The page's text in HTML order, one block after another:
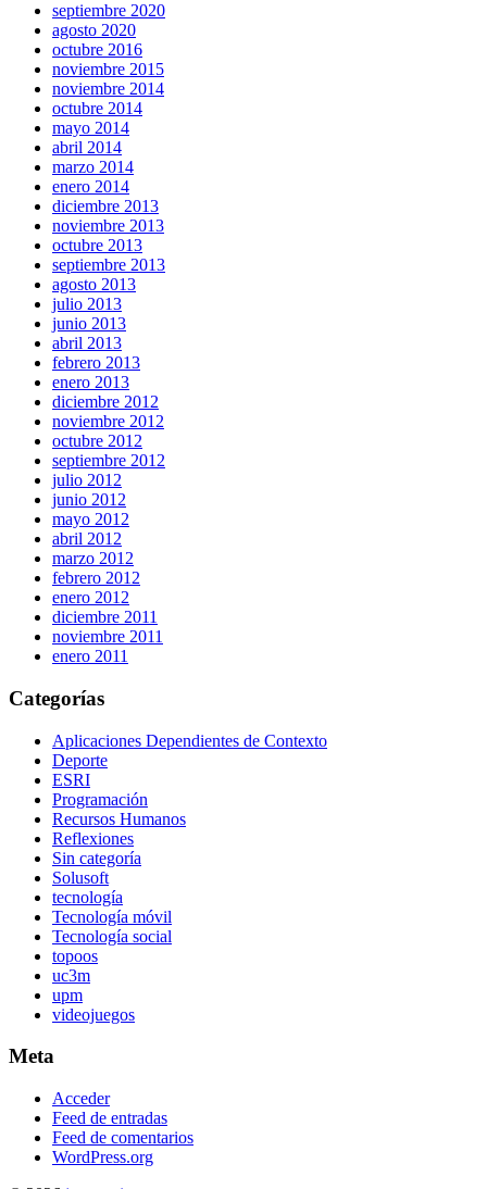
septiembre 2020
agosto 2020
octubre 2016
noviembre 2015
noviembre 2014
octubre 2014
mayo 2014
abril 2014
marzo 2014
enero 2014
diciembre 2013
noviembre 2013
octubre 2013
septiembre 2013
agosto 2013
julio 2013
junio 2013
abril 2013
febrero 2013
enero 2013
diciembre 2012
noviembre 2012
octubre 2012
septiembre 2012
julio 2012
junio 2012
mayo 2012
abril 2012
marzo 2012
febrero 2012
enero 2012
diciembre 2011
noviembre 2011
enero 2011
Categorías
Aplicaciones Dependientes de Contexto
Deporte
ESRI
Programación
Recursos Humanos
Reflexiones
Sin categoría
Solusoft
tecnología
Tecnología móvil
Tecnología social
topoos
uc3m
upm
videojuegos
Meta
Acceder
Feed de entradas
Feed de comentarios
WordPress.org